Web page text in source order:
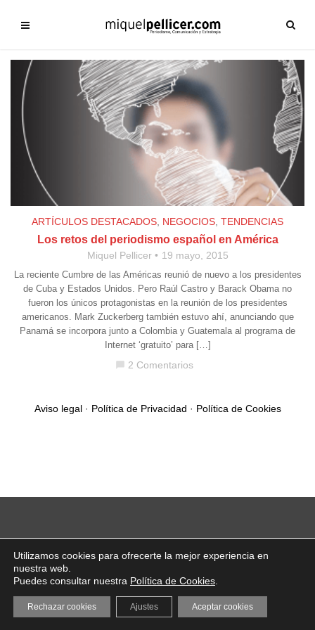
ARTÍCULOS DESTACADOS NEGOCIOS TENDENCIAS
Los retos del periodismo español en América
Miquel Pellicer 19 mayo, 2015
La reciente Cumbre de las Américas reunió de nuevo a los presidentes
de Cuba y Estados Unidos. Pero Raúl Castro y Barack Obama no
fueron los únicos protagonistas en la reunión de los presidentes
americanos. Mark Zuckerberg también estuvo ahí, anunciando que
Panamá se incorpora junto a Colombia y Guatemala al programa de
Internet ‘gratuito’ para […]
2 Comentarios
Aviso legal· Política de Privacidad · Política de Cookies
Utilizamos cookies para ofrecerte la mejor experiencia en
nuestra web.
Puedes consultar nuestra Política de Cookies
Aceptar cookies
Rechazar cookies Ajustes